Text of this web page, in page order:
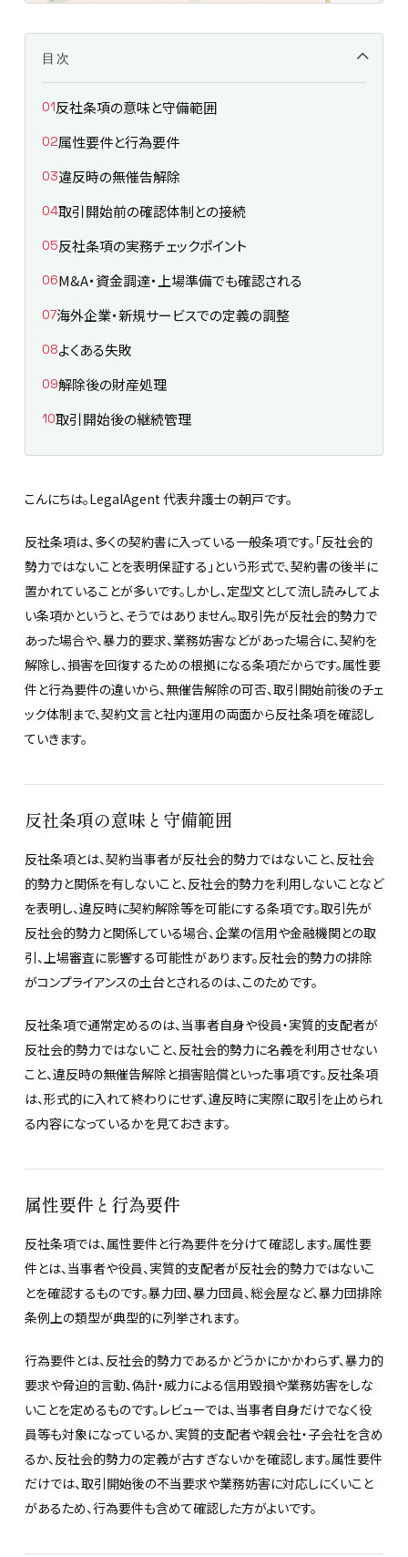
目次
反社条項の意味と守備範囲
属性要件と行為要件
違反時の無催告解除
取引開始前の確認体制との接続
反社条項の実務チェックポイント
M&A・資金調達・上場準備でも確認される
海外企業・新規サービスでの定義の調整
よくある失敗
解除後の財産処理
取引開始後の継続管理
こんにちは。LegalAgent 代表弁護士の朝戸です。
反社条項は、多くの契約書に入っている一般条項です。「反社会的
勢力ではないことを表明保証する」という形式で、契約書の後半に
置かれていることが多いです。しかし、定型文として流し読みしてよ
い条項かというと、そうではありません。取引先が反社会的勢力で
あった場合や、暴力的要求、業務妨害などがあった場合に、契約を
解除し、損害を回復するための根拠になる条項だからです。属性要
件と行為要件の違いから、無催告解除の可否、取引開始前後のチェ
ック体制まで、契約文言と社内運用の両面から反社条項を確認し
ていきます。
反社条項の意味と守備範囲
反社条項とは、契約当事者が反社会的勢力ではないこと、反社会
的勢力と関係を有しないこと、反社会的勢力を利用しないことなど
を表明し、違反時に契約解除等を可能にする条項です。取引先が
反社会的勢力と関係している場合、企業の信用や金融機関との取
引、上場審査に影響する可能性があります。反社会的勢力の排除
がコンプライアンスの土台とされるのは、このためです。
反社条項で通常定めるのは、当事者自身や役員・実質的支配者が
反社会的勢力ではないこと、反社会的勢力に名義を利用させない
こと、違反時の無催告解除と損害賠償といった事項です。反社条項
は、形式的に入れて終わりにせず、違反時に実際に取引を止められ
る内容になっているかを見ておきます。
属性要件と行為要件
反社条項では、属性要件と行為要件を分けて確認します。属性要
件とは、当事者や役員、実質的支配者が反社会的勢力ではないこ
とを確認するものです。暴力団、暴力団員、総会屋など、暴力団排除
条例上の類型が典型的に列挙されます。
行為要件とは、反社会的勢力であるかどうかにかかわらず、暴力的
要求や脅迫的言動、偽計・威力による信用毀損や業務妨害をしな
いことを定めるものです。レビューでは、当事者自身だけでなく役
員等も対象になっているか、実質的支配者や親会社・子会社を含め
るか、反社会的勢力の定義が古すぎないかを確認します。属性要件
だけでは、取引開始後の不当要求や業務妨害に対応しにくいこと
があるため、行為要件も含めて確認した方がよいです。